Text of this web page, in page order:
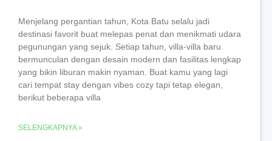
Menjelang pergantian tahun, Kota Batu selalu jadi
destinasi favorit buat melepas penat dan menikmati udara
pegunungan yang sejuk. Setiap tahun, villa-villa baru
bermunculan dengan desain modern dan fasilitas lengkap
yang bikin liburan makin nyaman. Buat kamu yang lagi
cari tempat stay dengan vibes cozy tapi tetap elegan,
berikut beberapa villa
SELENGKAPNYA »